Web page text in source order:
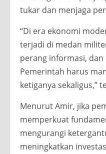
tukar dan menjaga
“Di era ekonomi
terjadi di medan
perang informasi, dan
Pemerintah harus
ketiganya sekaligus,”
Menurut Amir, jika
memperkuat
mengurangi
meningkatkan